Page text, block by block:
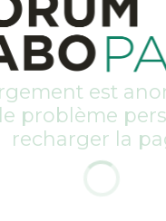
est
problème
recharger la